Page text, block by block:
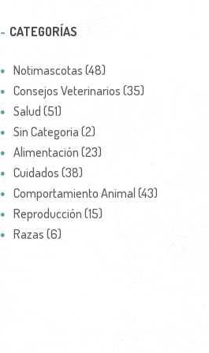
CATEGORÍAS
Notimascotas (48)
Consejos Veterinarios (35)
Salud (51)
Sin Categoria (2)
Alimentación (23)
Cuidados (38)
Comportamiento Animal (43)
Reproducción (15)
Razas (6)